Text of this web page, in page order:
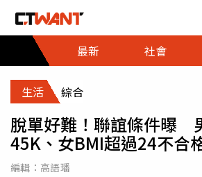
最新
社會
生活 綜合
脫單好難！聯誼條件曝
45K、女BMI超過24不合
編輯： 高語璠